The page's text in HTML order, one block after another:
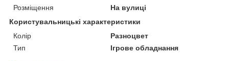
Розміщення
На вулиці
Користувальницькі характеристики
Колір
Разноцвет
Тип
Ігрове обладнання